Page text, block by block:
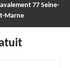
Nettoyage et